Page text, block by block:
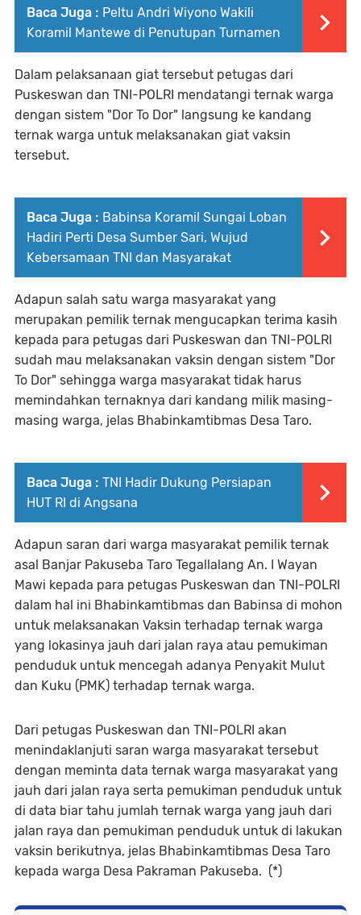
Baca Juga : Peltu Andri Wiyono Wakili
Koramil Mantewe di Penutupan Turnamen
Dalam pelaksanaan giat tersebut petugas dari
Puskeswan dan TNI-POLRI mendatangi ternak warga
dengan sistem "Dor To Dor" langsung ke kandang
ternak warga untuk melaksanakan giat vaksin
tersebut.
Baca Juga : Babinsa Koramil Sungai Loban
Hadiri Perti Desa Sumber Sari, Wujud
Kebersamaan TNI dan Masyarakat
Adapun salah satu warga masyarakat yang
merupakan pemilik ternak mengucapkan terima kasih
kepada para petugas dari Puskeswan dan TNI-POLRI
sudah mau melaksanakan vaksin dengan sistem "Dor
To Dor" sehingga warga masyarakat tidak harus
memindahkan ternaknya dari kandang milik masing-
masing warga, jelas Bhabinkamtibmas Desa Taro.
Baca Juga : TNI Hadir Dukung Persiapan
HUT RI di Angsana
Adapun saran dari warga masyarakat pemilik ternak
asal Banjar Pakuseba Taro Tegallalang An. I Wayan
Mawi kepada para petugas Puskeswan dan TNI-POLRI
dalam hal ini Bhabinkamtibmas dan Babinsa di mohon
untuk melaksanakan Vaksin terhadap ternak warga
yang lokasinya jauh dari jalan raya atau pemukiman
penduduk untuk mencegah adanya Penyakit Mulut
dan Kuku (PMK) terhadap ternak warga.
Dari petugas Puskeswan dan TNI-POLRI akan
menindaklanjuti saran warga masyarakat tersebut
dengan meminta data ternak warga masyarakat yang
jauh dari jalan raya serta pemukiman penduduk untuk
di data biar tahu jumlah ternak warga yang jauh dari
jalan raya dan pemukiman penduduk untuk di lakukan
vaksin berikutnya, jelas Bhabinkamtibmas Desa Taro
kepada warga Desa Pakraman Pakuseba. (*)